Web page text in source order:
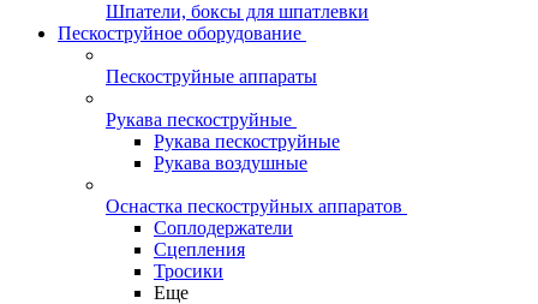
Шпатели, боксы для шпатлевки
Пескоструйное оборудование
Пескоструйные аппараты
Рукава пескоструйные
Рукава пескоструйные
Рукава воздушные
Оснастка пескоструйных аппаратов
Соплодержатели
Сцепления
Тросики
Еще